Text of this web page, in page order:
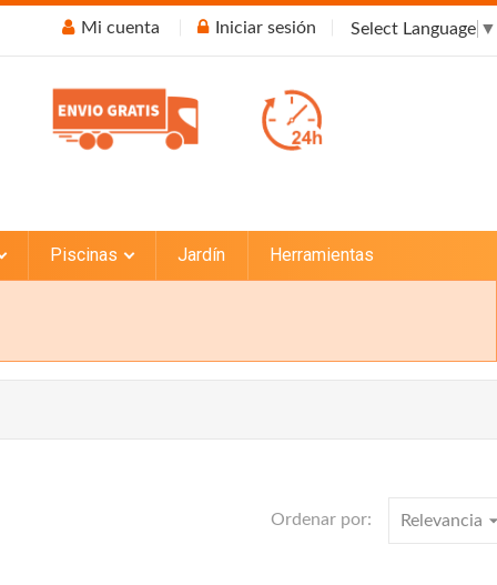
Mi cuenta Iniciar sesión Select Language ▼
Piscinas Jardín Herramientas
Ordenar por: Relevancia